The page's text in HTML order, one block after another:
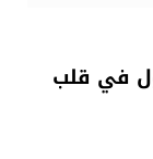
في قلب